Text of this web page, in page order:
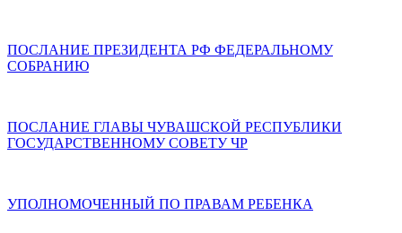
ПОСЛАНИЕ ПРЕЗИДЕНТА РФ ФЕДЕРАЛЬНОМУ
СОБРАНИЮ
ПОСЛАНИЕ ГЛАВЫ ЧУВАШСКОЙ РЕСПУБЛИКИ
ГОСУДАРСТВЕННОМУ СОВЕТУ ЧР
УПОЛНОМОЧЕННЫЙ ПО ПРАВАМ РЕБЕНКА